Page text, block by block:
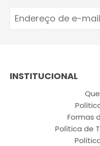
INSTITUCIONAL
Formas
Política de